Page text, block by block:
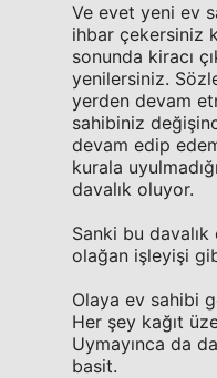
Ve evet yeni ev
ihbar çekersiniz
sonunda kiracı
yenilersiniz.
yerden devam
sahibiniz
devam edip
kurala
davalık oluyor.
Sanki bu
olağan işleyişi
Olaya ev sahibi
Her şey kağıt
Uymayınca da
basit.